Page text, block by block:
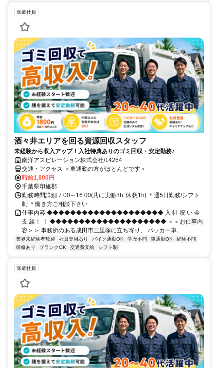
派遣社員
酒々井エリアを回る資源回収スタッフ
未経験から収入アップ！入社特典ありのゴミ回収・安定勤務♪
南洋アスピレーション株式会社/14264
交通・アクセス ＜車通勤の方がほとんどです＞
時給1,800円
千葉県印旛郡
勤務時間詳細 7:00～16:00(共に実働8h･休憩1h) ＊週5日勤務/シフト
制 ＊働き方ご相談下さい
仕事内容 ◆◆◆◆◆◆◆◆◆◆◆◆◆◆◆◆◆◆◆◆ 入 社 祝 い 金
支 給！ ！ ◆◆◆◆◆◆◆◆◆◆◆◆◆◆◆◆◆◆◆◆ ＜＜お仕事内
容＞＞ 事務所のある成田市三里塚に立ち寄り、 パッカー車...
業界未経験者歓迎 社員登用あり バイク通勤OK 学歴不問 車通勤OK
経験不問
研修あり
ブランクOK 交通費支給 シフト制
派遣社員